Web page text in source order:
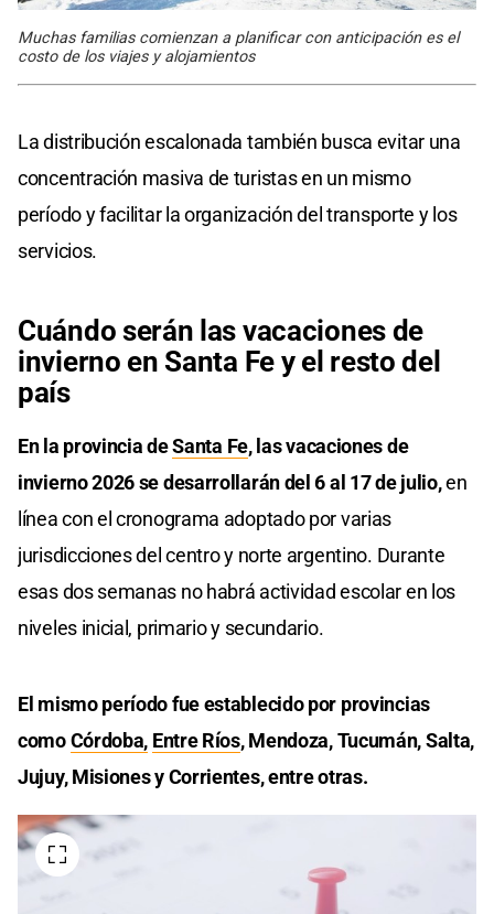
Muchas familias comienzan a planificar con anticipación es el
costo de los viajes y alojamientos
La distribución escalonada también busca evitar una
concentración masiva de turistas en un mismo
período y facilitar la organización del transporte y los
servicios.
Cuándo serán las vacaciones de
invierno en Santa Fe y el resto del
país
En la provincia deSanta Fe, las vacaciones de
invierno 2026 se desarrollarán del 6 al 17 de julio,en
línea con el cronograma adoptado por varias
jurisdicciones del centro y norte argentino. Durante
esas dos semanas no habrá actividad escolar en los
niveles inicial, primario y secundario.
El mismo período fue establecido por provincias
comoCórdoba, Entre Ríos, Mendoza, Tucumán, Salta,
Jujuy, Misiones y Corrientes, entre otras.